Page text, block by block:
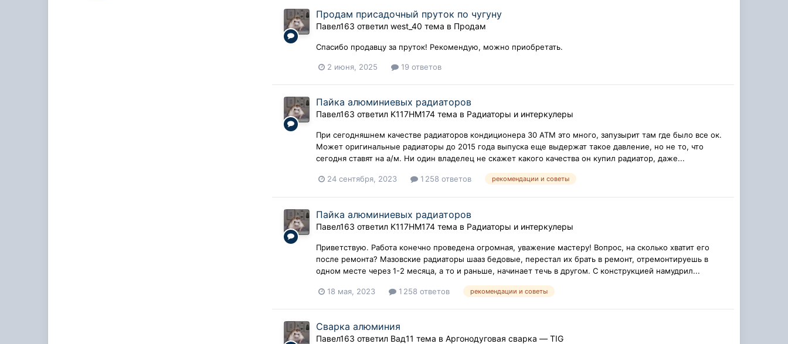
Продам присадочный пруток по чугуну
Павел163 ответилwest_40 тема в Продам
Спасибо продавцу за пруток! Рекомендую, можно приобретать.
2 июня, 2025 19 ответов
Пайка алюминиевых радиаторов
Павел163 ответил K117HM174 тема в Радиаторы и интеркулеры
При сегодняшнем качестве радиаторов кондиционера 30 АТМ это много, запузырит там где было все ок.
Может оригинальные радиаторы до 2015 года выпуска еще выдержат такое давление, но не то, что
сегодня ставят на а/м. Ни один владелец не скажет какого качества он купил радиатор, даже...
24 сентября, 2023 1 258 ответов рекомендации и советы
Пайка алюминиевых радиаторов
Павел163 ответил K117HM174 тема в Радиаторы и интеркулеры
Приветствую. Работа конечно проведена огромная, уважение мастеру! Вопрос, на сколько хватит его
после ремонта? Мазовские радиаторы шааз бедовые, перестал их брать в ремонт, отремонтируешь в
одном месте через 1-2 месяца, а то и раньше, начинает течь в другом. С конструкцией намудрил...
18 мая, 2023 1 258 ответов рекомендации и советы
Сварка алюминия
Павел163 ответил Вад11 тема вАргонодуговая сварка — TIG